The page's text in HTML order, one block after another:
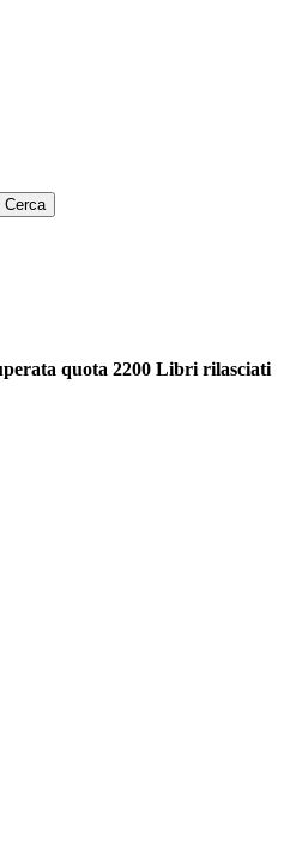
quota 2200 Libri rilasciati